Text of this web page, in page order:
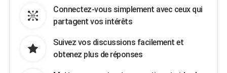
Connectez-vous simplement avec ceux qui
partagent vos intérêts
Suivez vos discussions facilement et
obtenez plus de réponses